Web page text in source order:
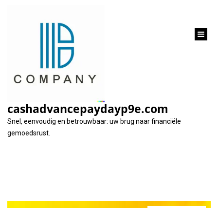
cashadvancepaydayp9e.com
Snel, eenvoudig en betrouwbaar: uw brug naar financiële
gemoedsrust.
Tag: